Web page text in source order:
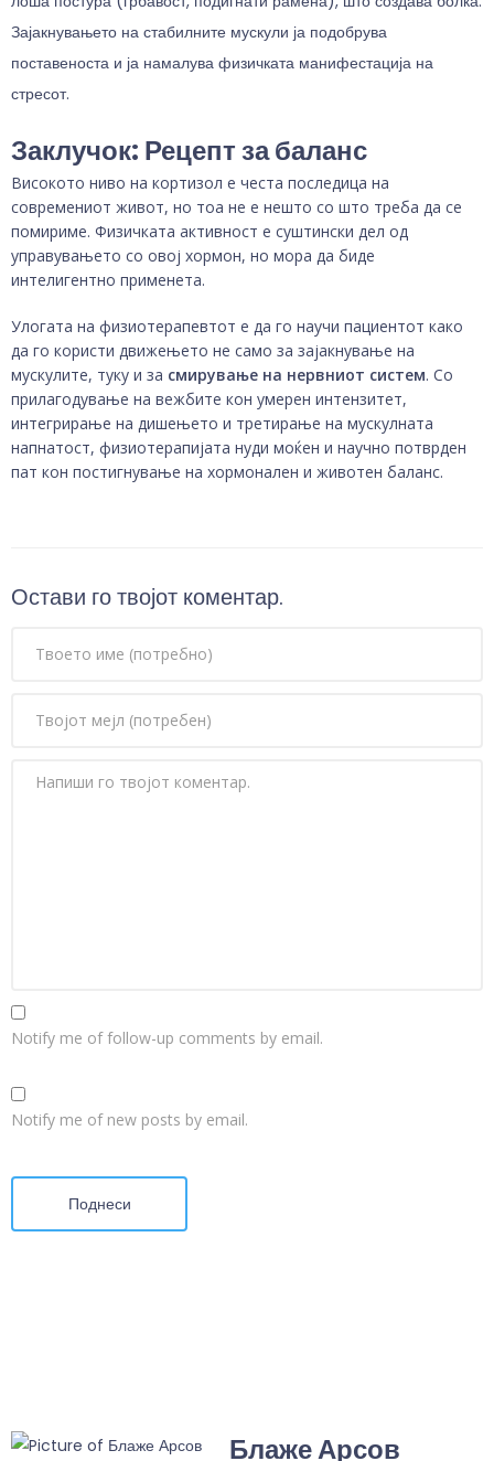
Зајакнувањето на стабилните мускули ја подобрува
поставеноста и ја намалува физичката манифестација на
стресот.
Заклучок: Рецепт за баланс
Високото ниво на кортизол е честа последица на
современиот живот, но тоа не е нешто со што треба да се
помириме. Физичката активност е суштински дел од
управувањето со овој хормон, но мора да биде
интелигентно применета.
Улогата на физиотерапевтот е да го научи пациентот како
да го користи движењето не само за зајакнување на
мускулите, туку и за смирување на нервниот систем. Со
прилагодување на вежбите кон умерен интензитет,
интегрирање на дишењето и третирање на мускулната
напнатост, физиотерапијата нуди моќен и научно потврден
пат кон постигнување на хормонален и животен баланс.
Остави го твојот коментар.
Notify me of follow-up comments by email.
Notify me of new posts by email.
Поднеси
Блаже Арсов